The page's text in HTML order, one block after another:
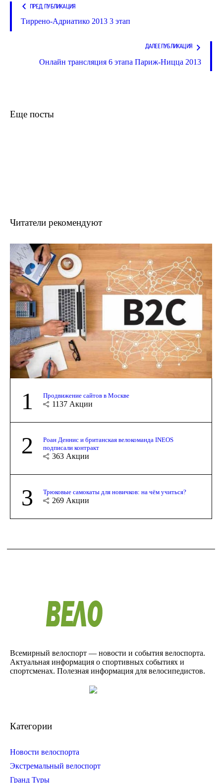
ПРЕД. ПУБЛИКАЦИЯ
Тиррено-Адриатико 2013 3 этап
ДАЛЕЕ ПУБЛИКАЦИЯ
Онлайн трансляция 6 этапа Париж-Ницца 2013
Еще посты
Читатели рекомендуют
1 Продвижение сайтов в Москве
1137 Акции
2
Роан Деннис и британская велокоманда INEOS
подписали контракт
363 Акции
3 Трюковые самокаты для новичков: на чём учиться?
269 Акции
Всемирный велоспорт — новости и события велоспорта.
Актуальная информация о спортивных событиях и
спортсменах. Полезная информация для велосипедистов.
Категории
Новости велоспорта
Экстремальный велоспорт
Гранд Туры